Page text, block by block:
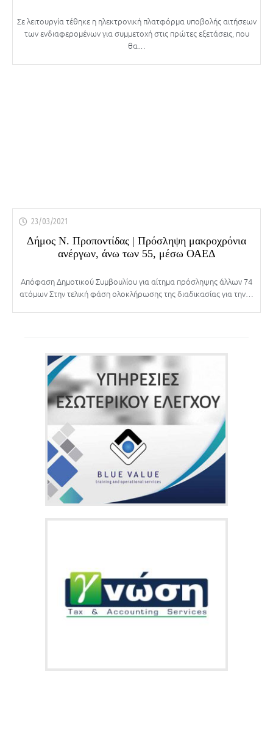
Σε λειτουργία τέθηκε η ηλεκτρονική πλατφόρμα υποβολής αιτήσεων
των ενδιαφερομένων για συμμετοχή στις πρώτες εξετάσεις, που
θα…
23/03/2021
Δήμος Ν. Προποντίδας | Πρόσληψη μακροχρόνια
ανέργων, άνω των 55, μέσω ΟΑΕΔ
Απόφαση Δημοτικού Συμβουλίου για αίτημα πρόσληψης άλλων 74
ατόμων Στην τελική φάση ολοκλήρωσης της διαδικασίας για την…